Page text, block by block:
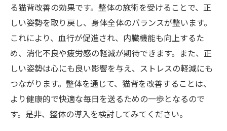
る猫背改善の効果です。整体の施術を受けることで、正
しい姿勢を取り戻し、身体全体のバランスが整います。
これにより、血行が促進され、内臓機能も向上するた
め、消化不良や疲労感の軽減が期待できます。また、正
しい姿勢は心にも良い影響を与え、ストレスの軽減にも
つながります。整体を通じて、猫背を改善することは、
より健康的で快適な毎日を送るための一歩となるので
す。是非、整体の導入を検討してみてください。